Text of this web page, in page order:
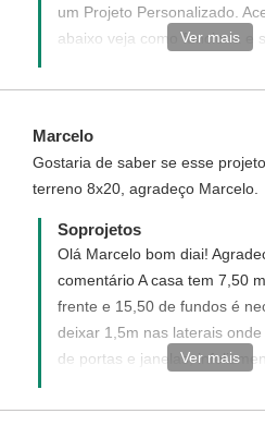
um Projeto Personalizado.
abaixo veja como funciona e
nosso cliente.
Ivana Soares | Atendimento
Ver mais
Marcelo
Gostaria de saber se esse
terreno 8x20, agradeço Marcelo.
Soprojetos
Olá Marcelo bom diai!
comentário A casa tem 7,50
frente e 15,50 de fundos é
deixar 1,5m nas laterais
de portas e janelas,
http://www.soprojetos.com.br/
Ver mais